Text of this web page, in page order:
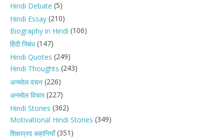
Hindi Debate (5)
Hindi Essay (210)
Biography in Hindi (106)
हिंदी निबंध(147)
Hindi Quotes (249)
Hindi Thoughts (243)
अनमोल वचन (226)
अनमोल विचार(227)
Hindi Stories (362)
Motivational Hindi Stories (349)
शिक्षाप्रद कहानियाँ(351)